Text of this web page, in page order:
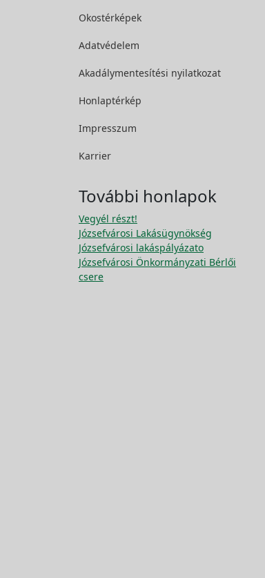
Okostérképek
Adatvédelem
Akadálymentesítési nyilatkozat
Honlaptérkép
Impresszum
Karrier
További honlapok
Vegyél részt!
Józsefvárosi Lakásügynökség
Józsefvárosi lakáspályázato
Józsefvárosi Önkormányzati Bérlői
csere